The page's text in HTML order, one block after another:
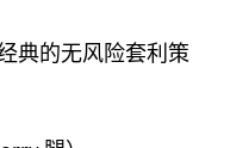
典的无风险套利策